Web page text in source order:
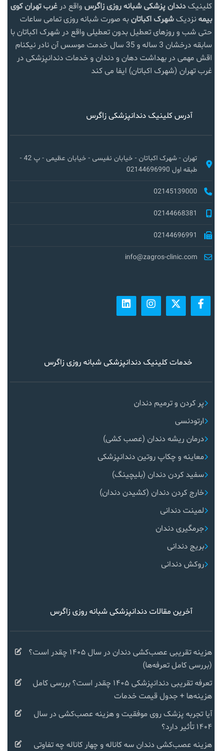
کلینیکدندان پزشکی شبانه روزی زاگرس واقع در غرب تهرانکوی
بیمهنزدیکشهرک اکباتانبه صورت شبانه روزی تمامی ساعات
حتی شب و روزهای تعطیل بدون تعطیلی واقع در شهرک اکباتان با
سابقه درخشان 3 ساله و 35 سال خدمت موسس آن نادر نیکنام
اقش مهمی در بهداشت دهان و دندان و خدمات دندانپزشکی در
غرب تهران (شهرک اکباتان) ایفا می کند
آدرس کلینیک دندانپزشکی زاگرس
تهران - شهرک اکباتان - خیابان نفیسی - خیابان عظیمی - پ 42 -
طبقه اول 02144696990
02145139000
02144668381
02144696991
info@zagros-clinic.com
خدمات کلینیک دندانپزشکی شبانه روزی زاگرس
پر کردن و ترمیم دندان
ارتودنسی
درمان ریشه دندان (عصب کشی)
معاینه و چکاپ روتین دندانپزشکی
سفید کردن دندان (بلیچینگ)
خارج کردن دندان (کشیدن دندان)
لمینت دندانی
جرمگیری دندان
بریج دندانی
روکش دندانی
آخرین مقالات دندانپزشکی شبانه روزی زاگرس
هزینه تقریبی عصب‌کشی دندان در سال ۱۴۰۵ چقدر است؟
(بررسی کامل تعرفه‌ها)
تعرفه تقریبی دندانپزشکی ۱۴۰۵ چقدر است؟ بررسی کامل
هزینه‌ها + جدول قیمت خدمات
آیا تجربه پزشک روی موفقیت و هزینه عصب‌کشی در سال
۱۴۰۴ تأثیر دارد؟
هزینه عصب‌کشی دندان سه کاناله و چهار کاناله چه تفاوتی